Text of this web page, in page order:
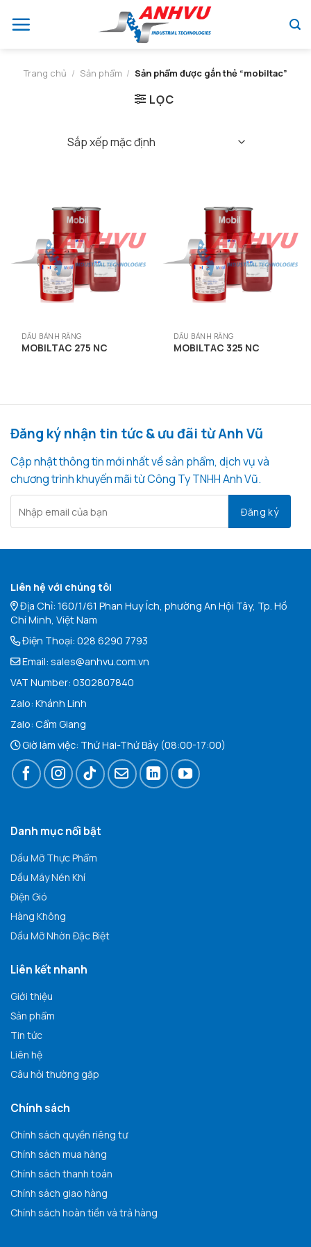
đến
Trang chủ / Sản phẩm / Sản phẩm được gắn thẻ “mobiltac”
LỌC
DẦU BÁNH RĂNG
MOBILTAC 275 NC
DẦU BÁNH RĂNG
MOBILTAC 325 NC
Đăng ký nhận tin tức & ưu đãi từ Anh Vũ
Cập nhật thông tin mới nhất về sản phẩm, dịch vụ và
chương trình khuyến mãi từ Công Ty TNHH Anh Vũ.
Liên hệ với chúng tôi
Địa Chỉ: 160/1/61 Phan Huy Ích, phường An Hội Tây, Tp. Hồ
Chí Minh, Việt Nam
Điện Thoại: 028 6290 7793
Email: sales@anhvu.com.vn
VAT Number: 0302807840
Zalo: Khánh Linh
Zalo: Cẩm Giang
Giờ làm việc: Thứ Hai-Thứ Bảy (08:00-17:00)
Danh mục nổi bật
Dầu Mỡ Thực Phẩm
Dầu Máy Nén Khí
Điện Gió
Hàng Không
Dầu Mỡ Nhờn Đặc Biệt
Liên kết nhanh
Giới thiệu
Sản phẩm
Tin tức
Liên hệ
Câu hỏi thường gặp
Chính sách
Chính sách quyền riêng tư
Chính sách mua hàng
Chính sách thanh toán
Chính sách giao hàng
Chính sách hoàn tiền và trả hàng